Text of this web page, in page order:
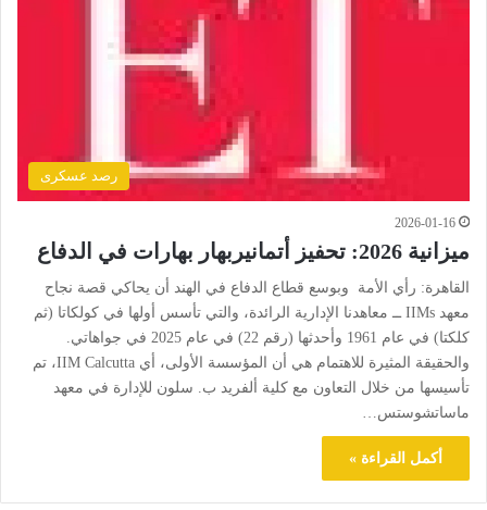
رصد عسكرى
2026-01-16
ميزانية 2026: تحفيز أتمانيربهار بهارات في الدفاع
القاهرة: رأي الأمة وبوسع قطاع الدفاع في الهند أن يحاكي قصة نجاح
معهد IIMs ــ معاهدنا الإدارية الرائدة، والتي تأسس أولها في كولكاتا (ثم
كلكتا) في عام 1961 وأحدثها (رقم 22) في عام 2025 في جواهاتي.
والحقيقة المثيرة للاهتمام هي أن المؤسسة الأولى، أي IIM Calcutta، تم
تأسيسها من خلال التعاون مع كلية ألفريد ب. سلون للإدارة في معهد
ماساتشوستس…
أكمل القراءة »